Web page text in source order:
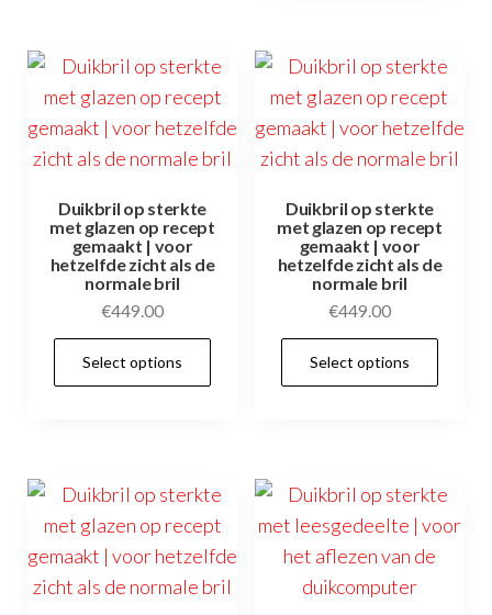
Duikbril op sterkte
met glazen op recept
gemaakt | voor
hetzelfde zicht als de
normale bril
€449.00
Select options
Deze
optie
kan
gekozen
Duikbril op sterkte
met glazen op recept
gemaakt | voor
hetzelfde zicht als de
normale bril
€449.00
Select options